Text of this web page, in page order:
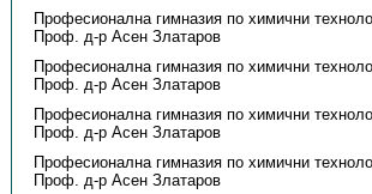
Професионална гимназия по химични
Проф. д-р Асен Златаров
Професионална гимназия по химични
Проф. д-р Асен Златаров
Професионална гимназия по химични
Проф. д-р Асен Златаров
Професионална гимназия по химични
Проф. д-р Асен Златаров